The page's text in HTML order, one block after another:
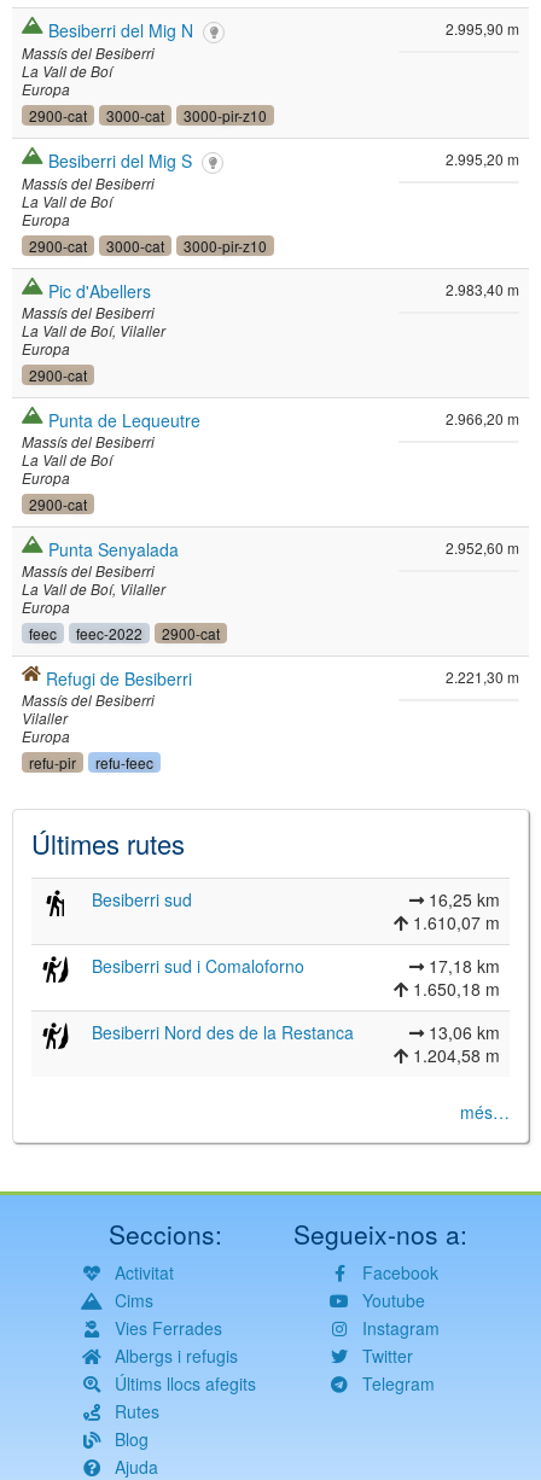
Besiberri del Mig N
Massís del Besiberri
La Vall de Boí
Europa
2900-cat 3000-cat 3000-pir-z10
2.995,90 m
Besiberri del Mig S
Massís del Besiberri
La Vall de Boí
Europa
2900-cat 3000-cat 3000-pir-z10
2.995,20 m
Pic d'Abellers
Massís del Besiberri
La Vall de Boí Vilaller
Europa
2900-cat
2.983,40 m
Punta de Lequeutre
Massís del Besiberri
La Vall de Boí
Europa
2900-cat
2.966,20 m
Punta Senyalada
Massís del Besiberri
La Vall de Boí Vilaller
Europa
feec feec-2022 2900-cat
2.952,60 m
Refugi de Besiberri
Massís del Besiberri
Vilaller
Europa
refu-pir refu-feec
2.221,30 m
Últimes rutes
Besiberri sud
16,25 km
1.610,07 m
Besiberri sud i Comaloforno
17,18 km
1.650,18 m
Besiberri Nord des de la Restanca
13,06 km
1.204,58 m
més…
Seccions:
Activitat
Cims
Vies Ferrades
Albergs i refugis
Últims llocs afegits
Rutes
Blog
Ajuda
Segueix-nos a:
Facebook
Youtube
Instagram
Twitter
Telegram